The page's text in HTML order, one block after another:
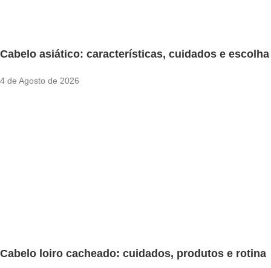
Cabelo asiático: características, cuidados e escolha
4 de Agosto de 2026
Cabelo loiro cacheado: cuidados, produtos e rotina